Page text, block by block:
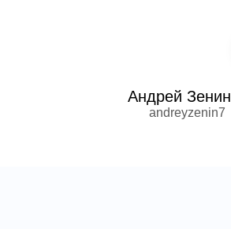
Андрей Зенин
andreyzenin7